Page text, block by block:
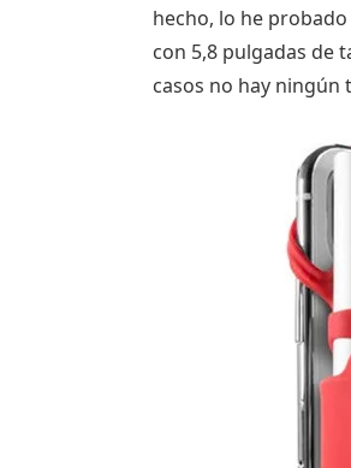
hecho, lo he
con 5,8 pulgadas de
casos no hay ningún